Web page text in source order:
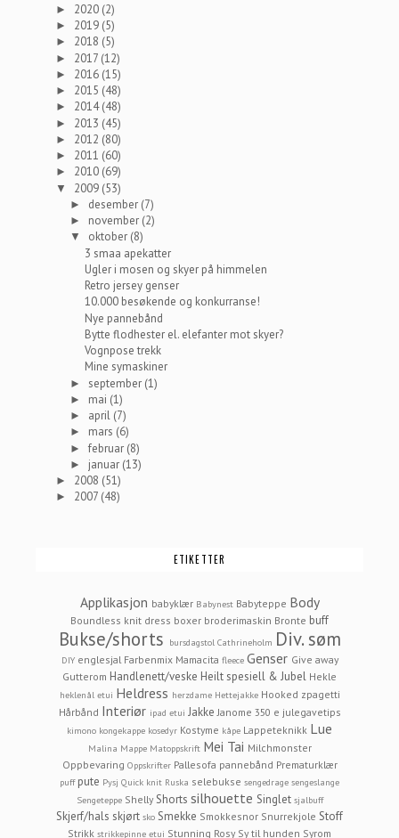
► 2020 (2)
► 2019 (5)
► 2018 (5)
► 2017 (12)
► 2016 (15)
► 2015 (48)
► 2014(48)
► 2013 (45)
► 2012 (80)
► 2011 (60)
► 2010 (69)
▼ 2009 (53)
► desember (7)
► november (2)
▼ oktober (8)
3 smaa apekatter
Ugler i mosen og skyer på himmelen
Retro jersey genser
10.000 besøkende og konkurranse!
Nye pannebånd
Bytte flodhester el. elefanter mot skyer?
Vognpose trekk
Mine symaskiner
► september (1)
► mai (1)
► april (7)
► mars (6)
►februar (8)
► januar (13)
► 2008 (51)
► 2007 (48)
ETIKETTER
Applikasjon babyklær Babynest Babyteppe Body
Boundless knit dress boxer broderimaskin Bronte buff
Bukse/shorts bursdagstol Cathrineholm Div. søm
DIY englesjal Farbenmix Mamacita fleece Genser Give away
Gutterom Handlenett/veske Heilt spesiell & Jubel Hekle
heklenål etui Heldress herzdame Hettejakke Hooked zpagetti
Hårbånd Interiør ipad etui Jakke Janome 350 e julegavetips
kimono kongekappe kosedyr Kostyme kåpe Lappeteknikk Lue
Malina Mappe Matoppskrift Mei Tai Milchmonster
Oppbevaring Oppskrifter Pallesofa pannebånd Prematurklær
puff pute Pysj Quick knit Ruska selebukse sengedrage sengeslange
Sengeteppe Shelly Shorts silhouette Singlet sjalbuff
Skjerf/hals skjørt sko Smekke Smokkesnor Snurrekjole Stoff
Strikk strikkepinne etui Stunning Rosy Sy til hunden Syrom